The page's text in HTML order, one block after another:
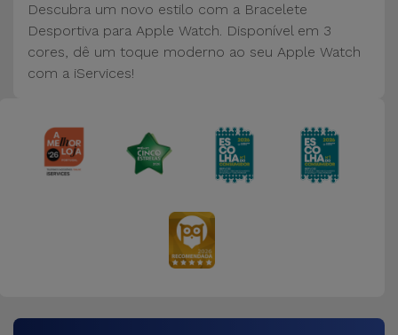
Ver
tudo
Descubra um novo estilo com a Bracelete
Desportiva para Apple Watch. Disponível em 3
cores, dê um toque moderno ao seu Apple Watch
com a iServices!